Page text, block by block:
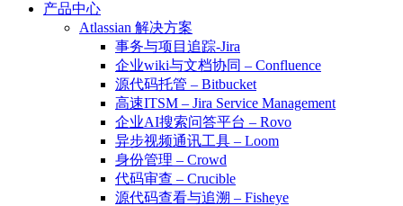
产品中心
Atlassian 解决方案
事务与项目追踪-Jira
企业wiki与文档协同 – Confluence
源代码托管 – Bitbucket
高速ITSM – Jira Service Management
企业AI搜索问答平台 – Rovo
异步视频通讯工具 – Loom
身份管理 – Crowd
代码审查 – Crucible
源代码查看与追溯 – Fisheye